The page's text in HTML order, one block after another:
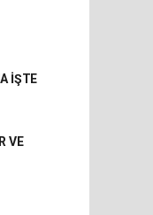
İŞTE
VE